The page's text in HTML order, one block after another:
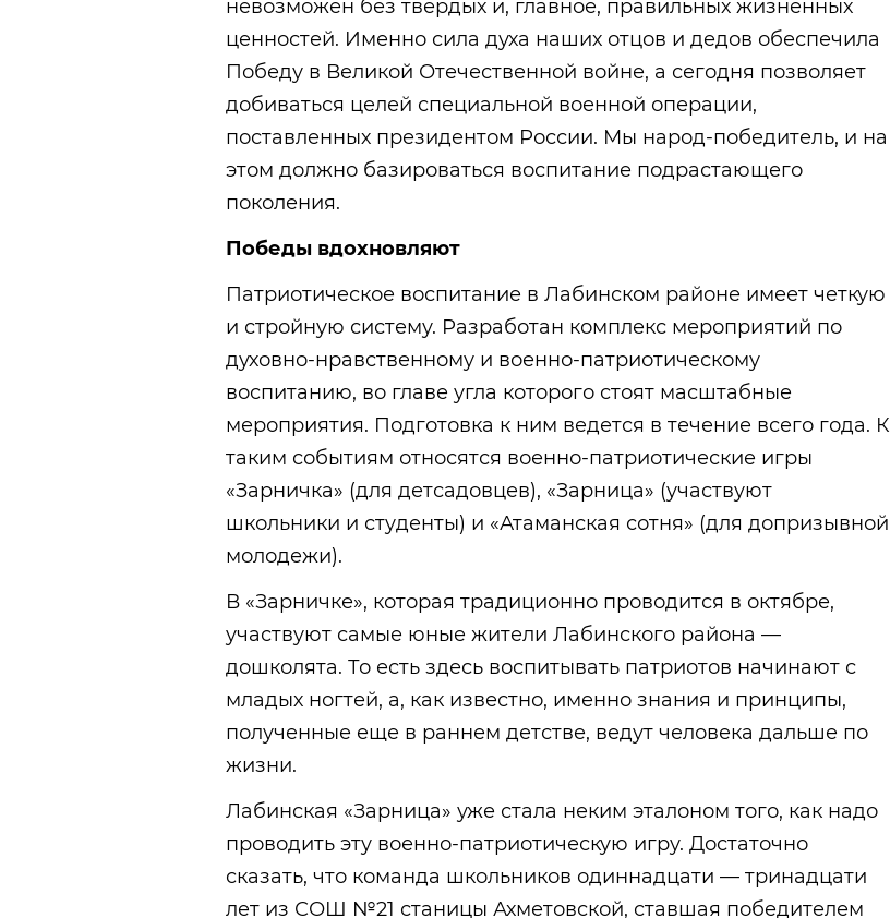
невозможен без твердых и, главное, правильных жизненных
ценностей. Именно сила духа наших отцов и дедов обеспечила
Победу в Великой Отечественной войне, а сегодня позволяет
добиваться целей специальной военной операции,
поставленных президентом России. Мы народ-победитель, и на
этом должно базироваться воспитание подрастающего
поколения.
Победы вдохновляют
Патриотическое воспитание в Лабинском районе имеет четкую
и стройную систему. Разработан комплекс мероприятий по
духовно-нравственному и военно-патриотическому
воспитанию, во главе угла которого стоят масштабные
мероприятия. Подготовка к ним ведется в течение всего года. К
таким событиям относятся военно-патриотические игры
«Зарничка» (для детсадовцев), «Зарница» (участвуют
школьники и студенты) и «Атаманская сотня» (для допризывной
молодежи).
В «Зарничке», которая традиционно проводится в октябре,
участвуют самые юные жители Лабинского района —
дошколята. То есть здесь воспитывать патриотов начинают с
младых ногтей, а, как известно, именно знания и принципы,
полученные еще в раннем детстве, ведут человека дальше по
жизни.
Лабинская «Зарница» уже стала неким эталоном того, как надо
проводить эту военно-патриотическую игру. Достаточно
сказать, что команда школьников одиннадцати — тринадцати
лет из СОШ №21 станицы Ахметовской, ставшая победителем